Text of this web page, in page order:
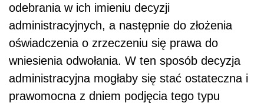
odebrania w ich imieniu decyzji
administracyjnych, a następnie do złożenia
oświadczenia o zrzeczeniu się prawa do
wniesienia odwołania. W ten sposób decyzja
administracyjna mogłaby się stać ostateczna i
prawomocna z dniem podjęcia tego typu